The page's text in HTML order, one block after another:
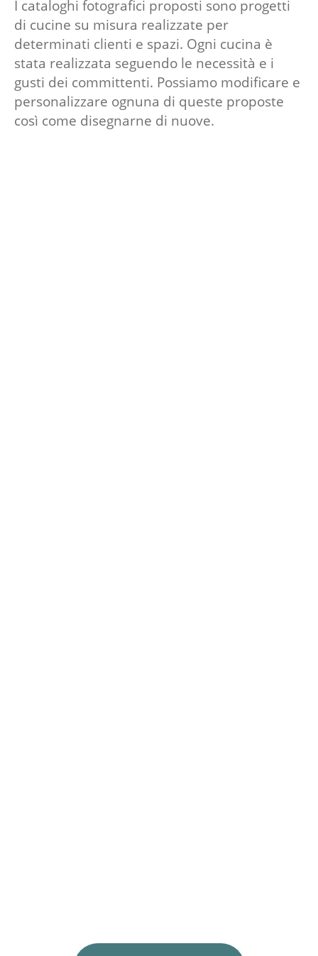
I cataloghi fotografici proposti sono progetti
di cucine su misura realizzate per
determinati clienti e spazi. Ogni cucina è
stata realizzata seguendo le necessità e i
gusti dei committenti. Possiamo modificare e
personalizzare ognuna di queste proposte
così come disegnarne di nuove.